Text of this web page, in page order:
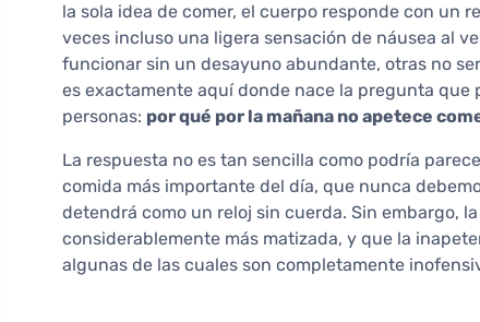
la sola idea de comer, el cuerpo responde con un
veces incluso una ligera sensación de náusea al
funcionar sin un desayuno abundante, otras no
es exactamente aquí donde nace la pregunta
personas: por qué por la mañana no apetece
La respuesta no es tan sencilla como podría
comida más importante del día, que nunca
detendrá como un reloj sin cuerda. Sin embargo,
considerablemente más matizada, y que la
algunas de las cuales son completamente